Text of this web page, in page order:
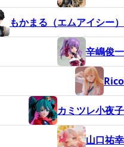
もかまる（エムアイシー）
辛嶋俊一
Rico
カミツレ小夜子
山口祐幸